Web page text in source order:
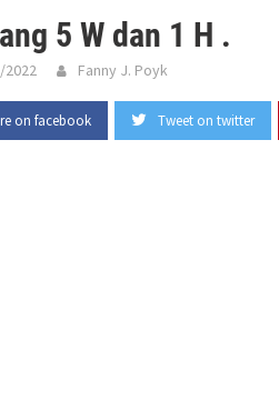
5 W dan 1 H .
2022 Fanny J. Poyk
on facebook Tweet on twitter